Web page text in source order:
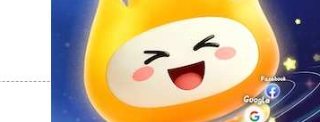
支持[0] 反对[0]